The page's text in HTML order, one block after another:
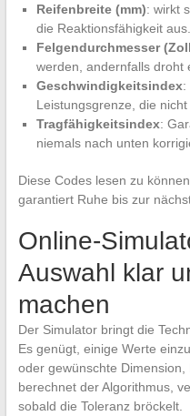
Reifenbreite (mm): wirkt
die Reaktionsfähigkeit aus.
Felgendurchmesser
werden, andernfalls droht
Geschwindigkeitsindex:
Leistungsgrenze, die
Tragfähigkeitsindex:
niemals nach unten
Diese Codes lesen zu
garantiert Ruhe bis zur
Online-
Auswahl klar
machen
Der Simulator bringt die
Es genügt, einige Werte
oder gewünschte
berechnet der Algorithmus,
sobald die Toleranz bröckelt.